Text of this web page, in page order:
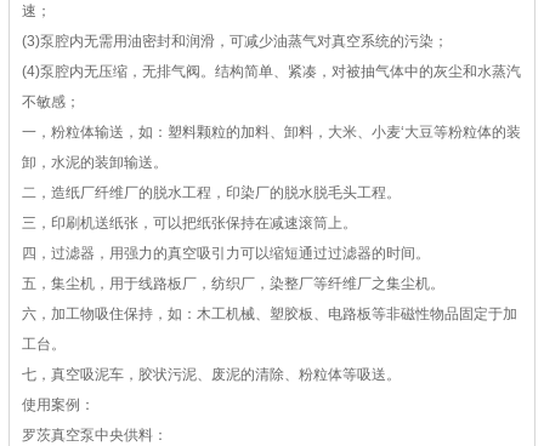
速；
(3)泵腔内无需用油密封和润滑，可减少油蒸气对真空系统的污染；
(4)泵腔内无压缩，无排气阀。结构简单、紧凑，对被抽气体中的灰尘和水蒸汽
不敏感；
一，粉粒体输送，如：塑料颗粒的加料、卸料，大米、小麦‘大豆等粉粒体的装
卸，水泥的装卸输送。
二，造纸厂纤维厂的脱水工程，印染厂的脱水脱毛头工程。
三，印刷机送纸张，可以把纸张保持在减速滚筒上。
四，过滤器，用强力的真空吸引力可以缩短通过过滤器的时间。
五，集尘机，用于线路板厂，纺织厂，染整厂等纤维厂之集尘机。
六，加工物吸住保持，如：木工机械、塑胶板、电路板等非磁性物品固定于加
工台。
七，真空吸泥车，胶状污泥、废泥的清除、粉粒体等吸送。
使用案例：
罗茨真空泵中央供料：